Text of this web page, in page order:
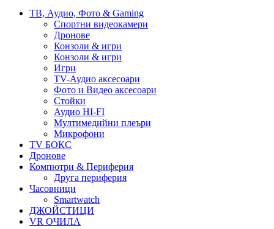
ТВ, Аудио, Фото & Gaming
Спортни видеокамери
Дронове
Конзоли & игри
Конзоли & игри
Игри
TV-Аудио аксесоари
Фото и Видео аксесоари
Стойки
Аудио HI-FI
Мултимедийни плеъри
Микрофони
TV БОКС
Дронове
Компютри & Периферия
Друга периферия
Часовници
Smartwatch
ДЖОЙСТИЦИ
VR ОЧИЛА